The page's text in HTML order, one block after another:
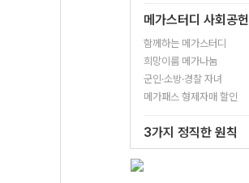
메가스터디 사회공헌
함께하는 메가스터디
희망이룸 메가나눔
군인·소방·경찰 자녀
메가패스 형제자매 할인
3가지 정직한 원칙